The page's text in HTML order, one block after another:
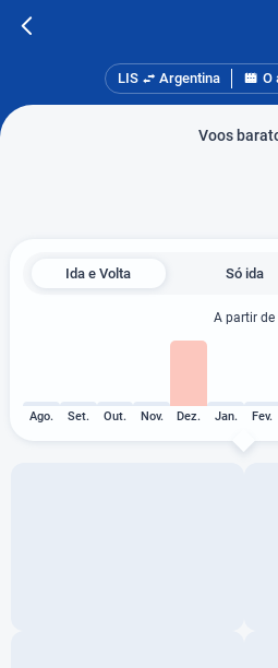
LIS Argentina O
Voos
Ida e Volta Só ida
A partir de
Ago. Set. Out. Nov. Dez. Jan. Fev.